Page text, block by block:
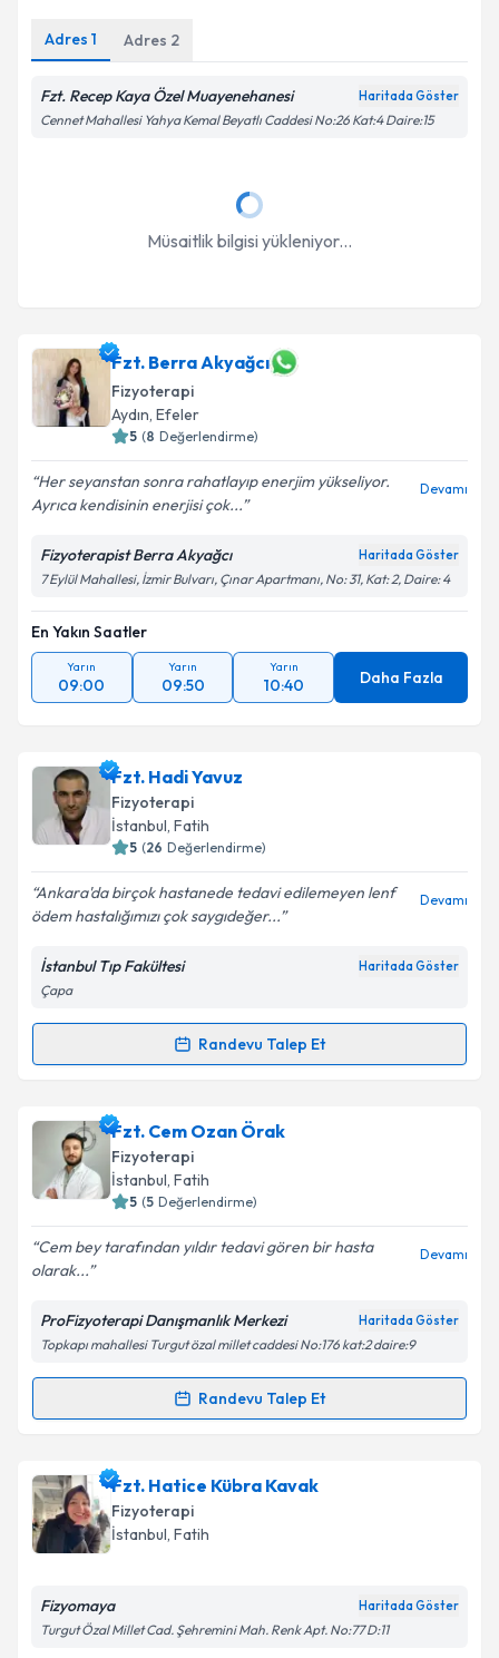
Adres 1 Adres 2
Fzt. Recep Kaya Özel Muayenehanesi Haritada Göster
Cennet Mahallesi Yahya Kemal Beyatlı Caddesi No:26 Kat:4 Daire:15
Müsaitlik bilgisi yükleniyor...
Fzt. Berra Akyağcı
Fizyoterapi
Aydın, Efeler
5 (8 Değerlendirme)
Her seyanstan sonra rahatlayıp enerjim yükseliyor.
Ayrıca kendisinin enerjisi çok...
Devamı
Fizyoterapist Berra Akyağcı Haritada Göster
7 Eylül Mahallesi, İzmir Bulvarı, Çınar Apartmanı, No: 31, Kat: 2, Daire: 4
En Yakın Saatler
Yarın
09:00
Yarın
09:50
Yarın
10:40 Daha Fazla
Fzt. Hadi Yavuz
Fizyoterapi
İstanbul, Fatih
5 (26 Değerlendirme)
Ankara'da birçok hastanede tedavi edilemeyen lenf
ödem hastalığımızı çok saygıdeğer...
Devamı
İstanbul Tıp Fakültesi Haritada Göster
Çapa
Randevu Talep Et
Randevu Takvimi Talebi
Fzt. Hadi Yavuziçin randevu takvimi talebi oluşturun.
Size bu uzmandan randevu almanız için bir takvim
hazırlandığında e-posta ile bilgilendireceğiz.
Kişisel verilerimin işlenmesine ilişkin
Aydınlatma
Metni'ni okudum ve kişisel verilerimin belirtilen
kapsamda işlenmesini kabul ediyorum.
Fzt. Cem Ozan Örak
Fizyoterapi
İstanbul, Fatih
5 (5 Değerlendirme)
Cem bey tarafından yıldır tedavi gören bir hasta
olarak...
Devamı
ProFizyoterapi Danışmanlık Merkezi Haritada Göster
Topkapı mahallesi Turgut özal millet caddesi No:176 kat:2 daire:9
Randevu Talep Et
Randevu Takvimi Talebi
Fzt. Cem Ozan Örakiçin randevu takvimi talebi
oluşturun. Size bu uzmandan randevu almanız için bir
takvim hazırlandığında e-posta ile bilgilendireceğiz.
Fzt. Hatice Kübra Kavak
Fizyoterapi
İstanbul, Fatih
Fizyomaya Haritada Göster
Turgut Özal Millet Cad. Şehremini Mah. Renk Apt. No:77 D:11